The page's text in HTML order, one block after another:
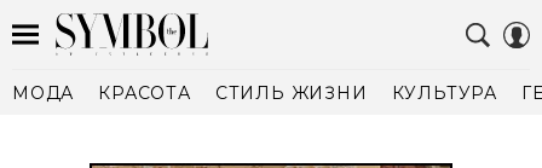
МОДА КРАСОТА СТИЛЬ ЖИЗНИ КУЛЬТУРА